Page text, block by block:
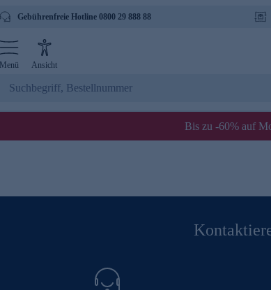
Gebührenfreie Hotline 0800 29 888 88
Menü Ansicht
Bis zu -60% auf